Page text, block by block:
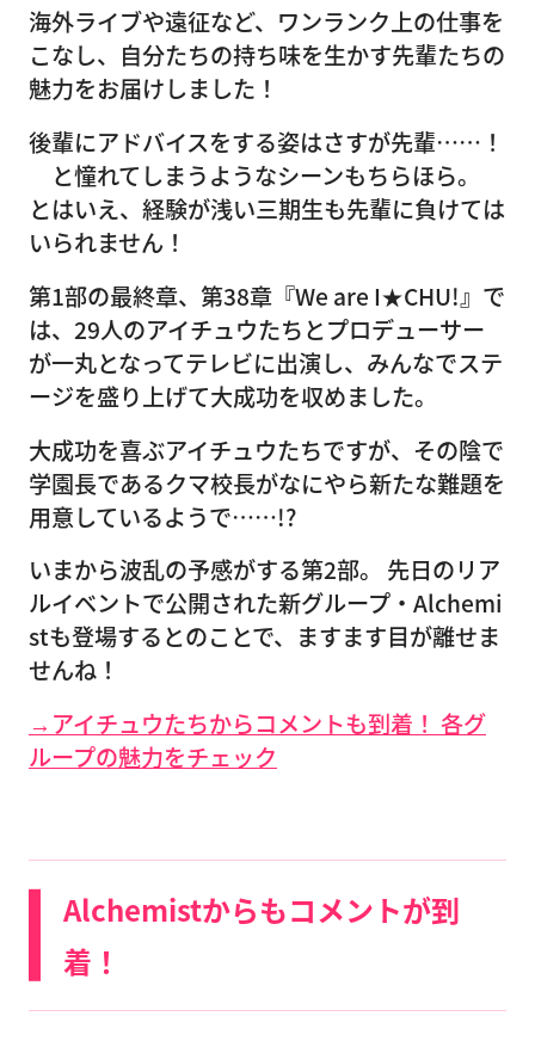
海外ライブや遠征など、ワンランク上の仕事を
こなし、自分たちの持ち味を生かす先輩たちの
魅力をお届けしました！
後輩にアドバイスをする姿はさすが先輩……！
と憧れてしまうようなシーンもちらほら。
とはいえ、経験が浅い三期生も先輩に負けては
いられません！
第1部の最終章、第38章『We are I★CHU!』で
は、29人のアイチュウたちとプロデューサー
が一丸となってテレビに出演し、みんなでステ
ージを盛り上げて大成功を収めました。
大成功を喜ぶアイチュウたちですが、その陰で
学園長であるクマ校長がなにやら新たな難題を
用意しているようで……!?
いまから波乱の予感がする第2部。 先日のリア
ルイベントで公開された新グループ・Alchemi
stも登場するとのことで、ますます目が離せま
せんね！
→アイチュウたちからコメントも到着！ 各グ
ループの魅力をチェック
Alchemistからもコメントが到
着！